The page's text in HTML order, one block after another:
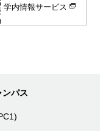
学内情報サービス
パス